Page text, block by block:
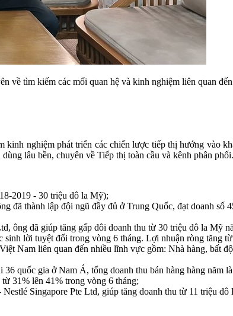
về tìm kiếm các mối quan hệ và kinh nghiệm liên quan
nghiệm phát triển các chiến lược tiếp thị hướng vào
lâu bền, chuyên về Tiếp thị toàn cầu và kênh phân phối.
2019 - 30 triệu đô la Mỹ);
đã thành lập đội ngũ đầy đủ ở Trung Quốc, đạt doanh số
ông đã giúp tăng gấp đôi doanh thu từ 30 triệu đô la Mỹ
lời tuyệt đối trong vòng 6 tháng. Lợi nhuận ròng tăng
Nam liên quan đến nhiều lĩnh vực gồm: Nhà hàng, bất
quốc gia ở Nam Á, tổng doanh thu bán hàng hàng năm
31% lên 41% trong vòng 6 tháng;
Singapore Pte Ltd, giúp tăng doanh thu từ 11 triệu đô